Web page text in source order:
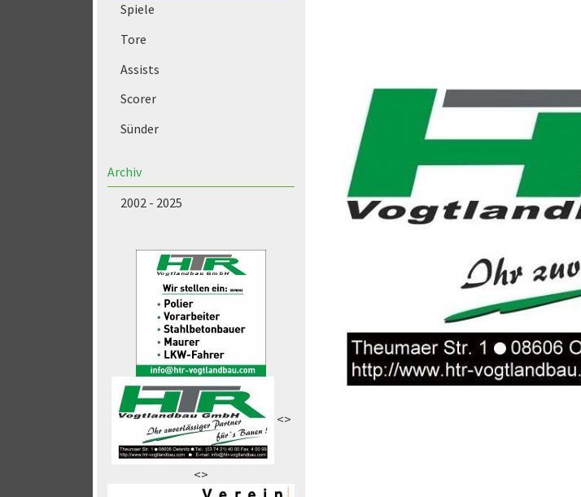
Spiele
Tore
Assists
Scorer
Sünder
Archiv
2002 - 2025
<>
<>